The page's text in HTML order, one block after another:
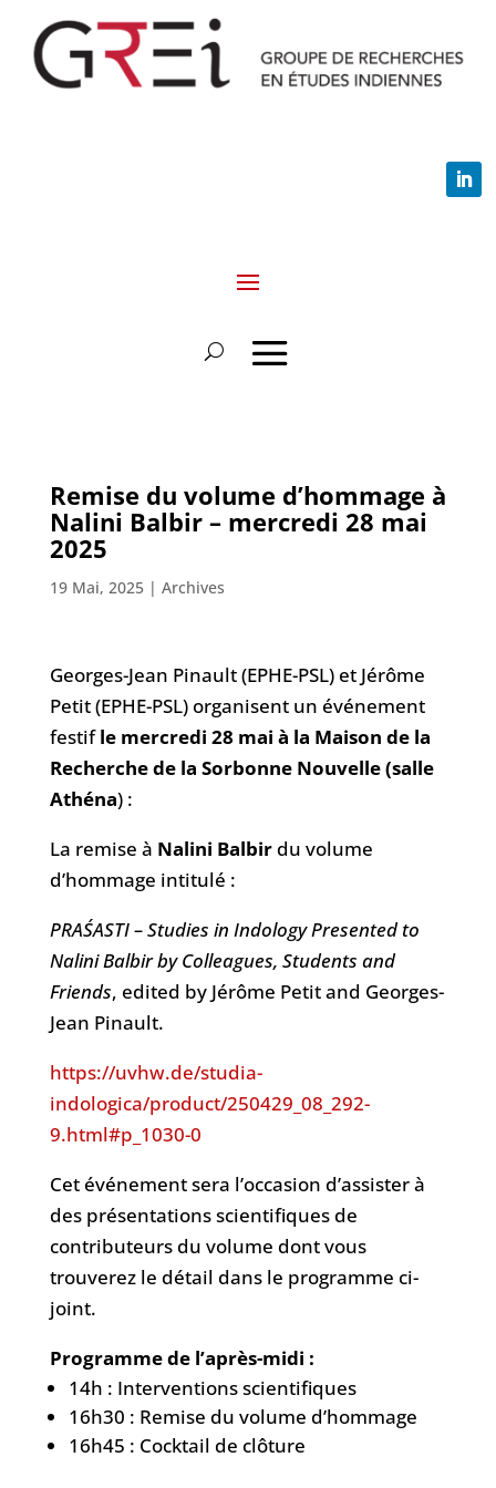
Remise du volume d’hommage à
Nalini Balbir – mercredi 28 mai
2025
19 Mai, 2025| Archives
Georges-Jean Pinault (EPHE-PSL) et Jérôme
Petit (EPHE-PSL) organisent un événement
festifle mercredi 28 mai à la Maison de la
Recherche de la Sorbonne Nouvelle (salle
Athéna) :
La remise à Nalini Balbirdu volume
d’hommage intitulé :
PRAŚASTI – Studies in Indology Presented to
Nalini Balbir by Colleagues, Students and
Friends, edited by Jérôme Petit and Georges-
Jean Pinault.
https://uvhw.de/studia-
indologica/product/250429_08_292-
9.html#p_1030-0
Cet événement sera l’occasion d’assister à
des présentations scientifiques de
contributeurs du volume dont vous
trouverez le détail dans le programme ci-
joint.
Programme de l’après-midi :
14h : Interventions scientifiques
16h30 : Remise du volume d’hommage
16h45 : Cocktail de clôture